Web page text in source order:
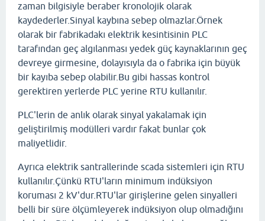
zaman bilgisiyle beraber kronolojik olarak
kaydederler.Sinyal kaybına sebep olmazlar.Örnek
olarak bir fabrikadakı elektrik kesintisinin PLC
tarafından geç algılanması yedek güç kaynaklarının geç
devreye girmesine, dolayısıyla da o fabrika için büyük
bir kayıba sebep olabilir.Bu gibi hassas kontrol
gerektiren yerlerde PLC yerine RTU kullanılır.
PLC'lerin de anlık olarak sinyal yakalamak için
geliştirilmiş modülleri vardır fakat bunlar çok
maliyetlidir.
Ayrıca elektrik santrallerinde scada sistemleri için RTU
kullanılır.Çünkü RTU'ların minimum indüksiyon
koruması 2 kV'dur.RTU'lar girişlerine gelen sinyalleri
belli bir süre ölçümleyerek indüksiyon olup olmadığını